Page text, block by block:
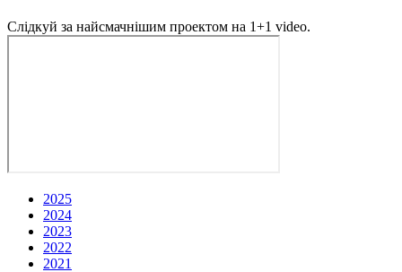
Слідкуй за найсмачнішим проектом на 1+1 video.
2025
2024
2023
2022
2021